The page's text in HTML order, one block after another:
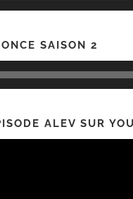
SAISON 2
ALEV SUR